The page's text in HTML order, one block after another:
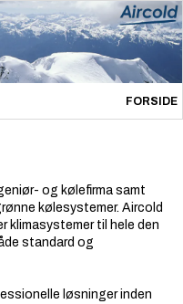
FORSIDE
og kølefirma samt
kølesystemer. Aircold
klimasystemer til hele den
standard og
løsninger inden